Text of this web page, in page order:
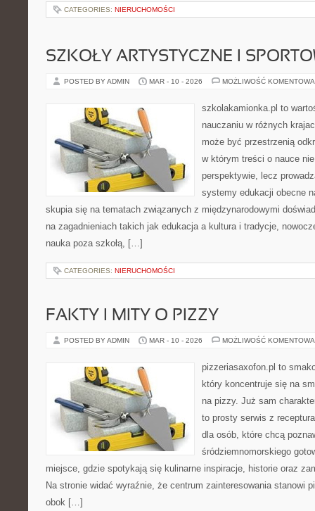
CATEGORIES: NIERUCHOMOŚCI
SZKOŁY ARTYSTYCZNE I
POSTED BY ADMIN MAR - 10 - 2026 MOŻLIWOŚĆ
szkolakamionka.pl to
nauczaniu w różnych
może być przestrzenią
w którym treści o nauce
perspektywie, lecz
systemy edukacji obecne
skupia się na tematach związanych z międzynarodowymi
na zagadnieniach takich jak edukacja a kultura i tradycje,
nauka poza szkołą, […]
CATEGORIES: NIERUCHOMOŚCI
FAKTY I MITY O PIZZY
POSTED BY ADMIN MAR - 10 - 2026 MOŻLIWOŚĆ
pizzeriasaxofon.pl to
który koncentruje się na
na pizzy. Już sam
to prosty serwis z
dla osób, które chcą
śródziemnomorskiego
miejsce, gdzie spotykają się kulinarne inspiracje, historie oraz
Na stronie widać wyraźnie, że centrum zainteresowania stanowi
obok […]